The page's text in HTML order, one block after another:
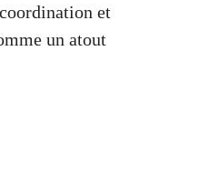
et
un atout